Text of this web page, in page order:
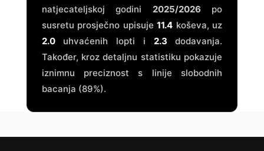
natjecateljskoj godini 2025/2026 po
susretu prosječno upisuje11.4 koševa, uz
2.0uhvaćenih lopti i 2.3 dodavanja.
Također, kroz detaljnu statistiku pokazuje
iznimnu preciznost s linije slobodnih
bacanja (89%).